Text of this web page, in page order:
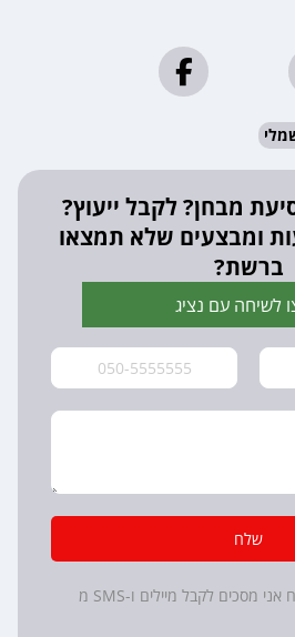
מבחן? לקבל ייעוץ?
ומבצעים שלא תמצאו
ברשת?
לשיחה עם נציג
שלח
בלחיצה על כפתור שלח אני מסכים לקבל מיילים ו-SMS מ